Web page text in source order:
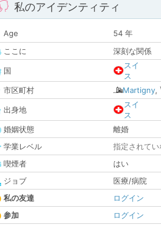
私のアイデンティティ
Age
54 年
ここに
深刻な関係
国
スイ
ス
市区町村
Martigny,
出身地
スイ
ス
婚姻状態
離婚
学業レベル
指定されてい
喫煙者
はい
ジョブ
医療/病院
私の友達
ログイン
参加
ログイン